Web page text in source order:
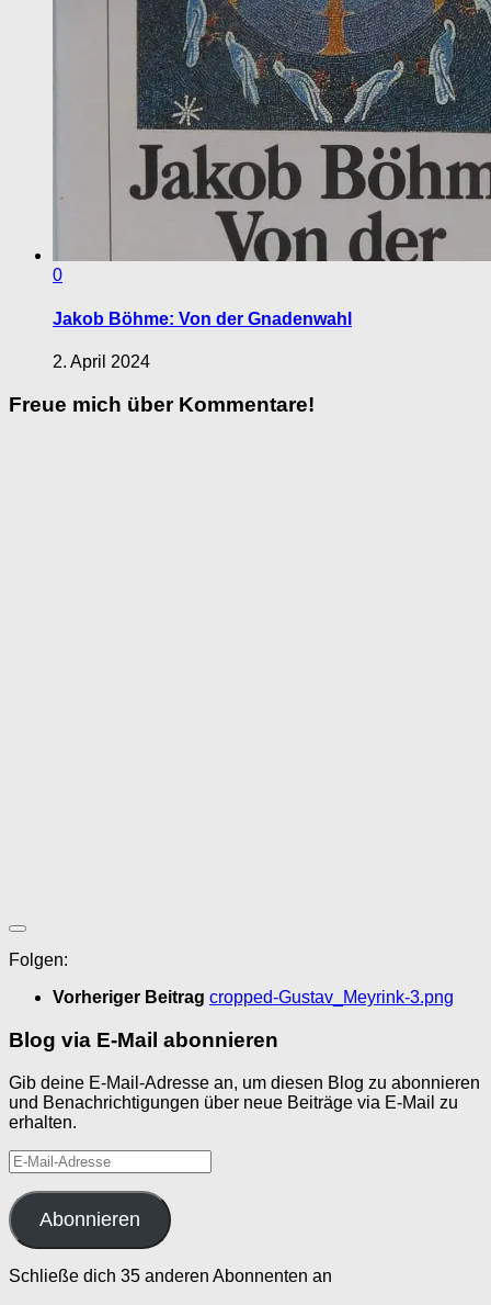
0
Jakob Böhme: Von der Gnadenwahl
2. April 2024
Freue mich über Kommentare!
Folgen:
Vorheriger Beitrag cropped-Gustav_Meyrink-3.png
Blog via E-Mail abonnieren
Gib deine E-Mail-Adresse an, um diesen Blog zu abonnieren
und Benachrichtigungen über neue Beiträge via E-Mail zu
erhalten.
E-
Mail-
Adresse
Abonnieren
Schließe dich 35 anderen Abonnenten an